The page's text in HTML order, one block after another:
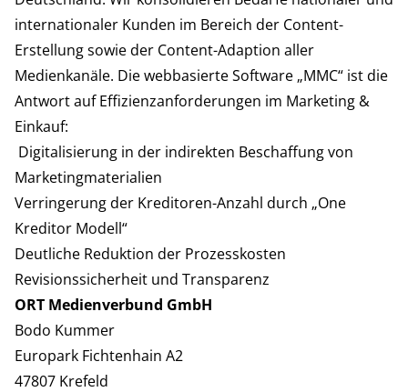
internationaler Kunden im Bereich der Content-
Erstellung sowie der Content-Adaption aller
Medienkanäle. Die webbasierte Software „MMC“ ist die
Antwort auf Effizienzanforderungen im Marketing &
Einkauf:
Digitalisierung in der indirekten Beschaffung von
Marketingmaterialien
Verringerung der Kreditoren-Anzahl durch „One
Kreditor Modell“
Deutliche Reduktion der Prozesskosten
Revisionssicherheit und Transparenz
ORT Medienverbund GmbH
Bodo Kummer
Europark Fichtenhain A2
47807 Krefeld